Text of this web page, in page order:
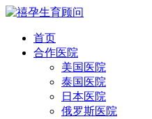
首页
合作医院
美国医院
泰国医院
日本医院
俄罗斯医院